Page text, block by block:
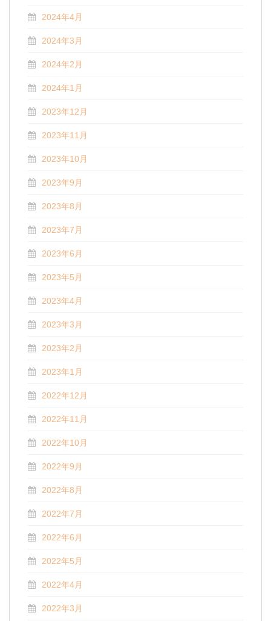
2024年4月
2024年3月
2024年2月
2024年1月
2023年12月
2023年11月
2023年10月
2023年9月
2023年8月
2023年7月
2023年6月
2023年5月
2023年4月
2023年3月
2023年2月
2023年1月
2022年12月
2022年11月
2022年10月
2022年9月
2022年8月
2022年7月
2022年6月
2022年5月
2022年4月
2022年3月